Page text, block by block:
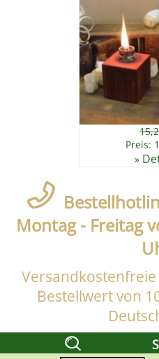
Preis:
»
Montag - Freitag
Bestellwert von